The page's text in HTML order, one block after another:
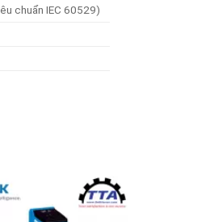
chuẩn IEC 60529)